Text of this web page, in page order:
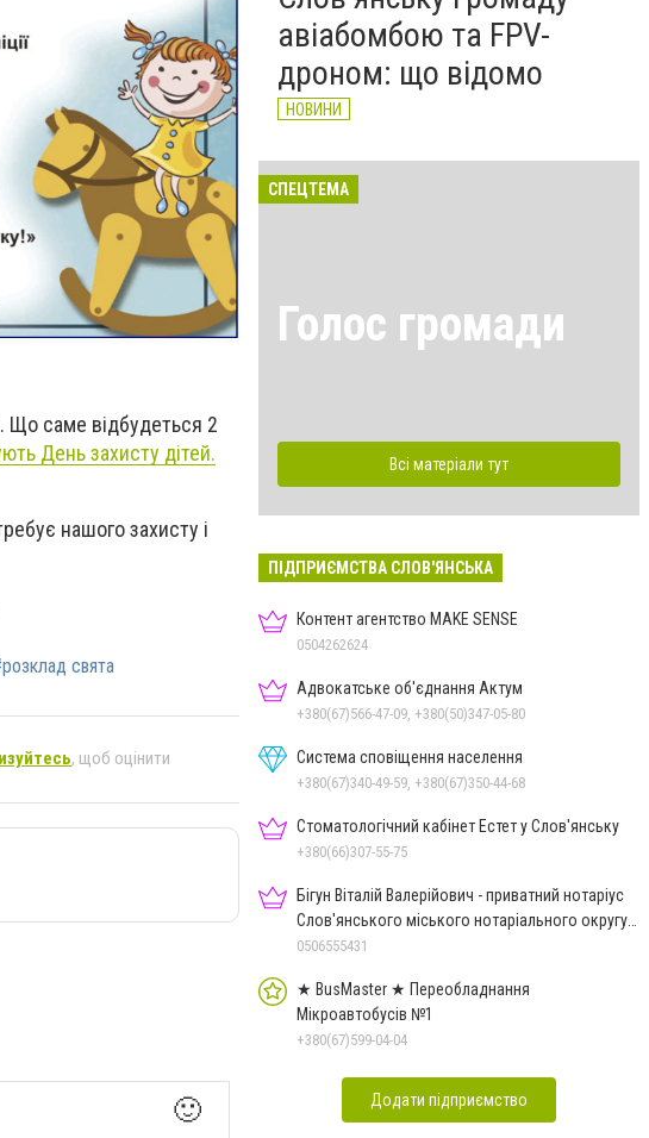
Що саме відбудеться 2
День захисту дітей.
нашого захисту і
свята
, щоб оцінити
🙂
авіабомбою та FPV-
дроном: що відомо
НОВИНИ
СПЕЦТЕМА
Голос громади
Всі матеріали тут
ПІДПРИЄМСТВА СЛОВ'ЯНСЬКА
Контент агентство MAKE SENSE
0504262624
Адвокатське об'єднання Актум
+380(67)566-47-09, +380(50)347-05-80
Система сповіщення населення
+380(67)340-49-59, +380(67)350-44-68
Стоматологічний кабінет Естет у Слов'янську
+380(66)307-55-75
Бігун Віталій Валерійович - приватний нотаріус
Слов'янського міського нотаріального округу
Дон.обл.
0506555431
★ BusMaster ★ Переобладнання
Мікроавтобусів №1
+380(67)599-04-04
Додати підприємство